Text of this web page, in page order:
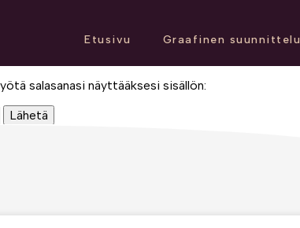
Etusivu Graafinen suunnittelu
salasanasi näyttääksesi sisällön: